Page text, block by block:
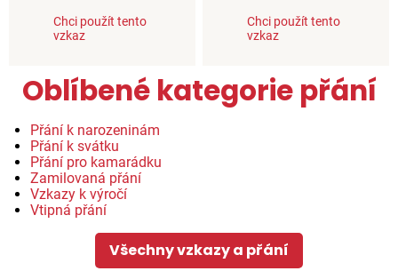
Chci použít tento
vzkaz
Chci použít tento
vzkaz
Oblíbené kategorie přání
Přání k narozeninám
Přání k svátku
Přání pro kamarádku
Zamilovaná přání
Vzkazy k výročí
Vtipná přání
Všechny vzkazy a přání